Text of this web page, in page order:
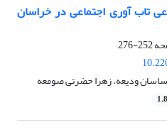
تاب آوری اجتماعی در خراسان
252-276
ودیعه، زهرا حضرتی صومعه